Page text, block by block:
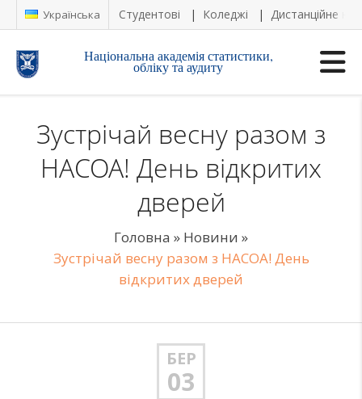
Українська Студентові Коледжі Дистанційне
Національна академія статистики,
обліку та аудиту
Зустрічай весну разом з
НАСОА! День відкритих
дверей
Головна » Новини »
Зустрічай весну разом з НАСОА! День
відкритих дверей
БЕР
03